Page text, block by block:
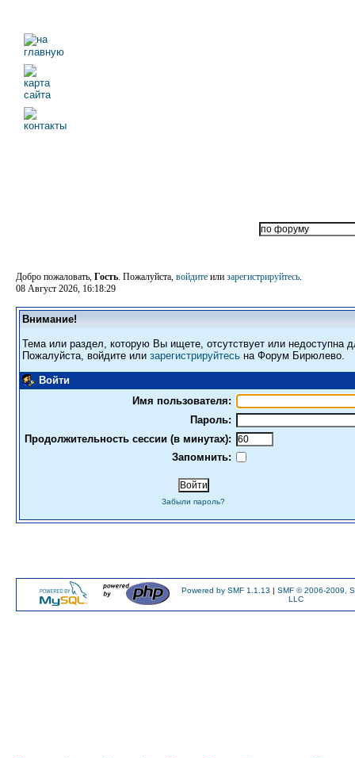
Добро пожаловать, Гость. Пожалуйста, войдите или зарегистрируйтесь.
08 Август 2026, 16:18:29
Внимание!
Тема или раздел, которую Вы ищете, отсутствует или недоступна
Пожалуйста, войдите или зарегистрируйтесь на Форум Бирюлево.
Войти
Имя пользователя:
Пароль:
Продолжительность сессии (в минутах):
Запомнить:
Забыли пароль?
Powered by SMF 1.1.13 | SMF © 2006-2009,
LLC